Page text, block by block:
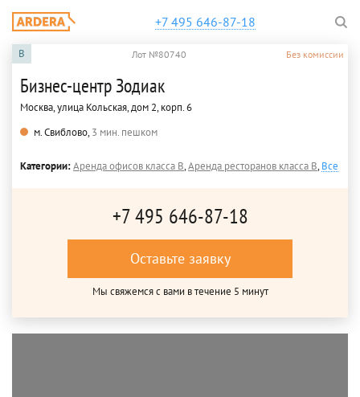
+7 495 646-87-18
B Лот №80740 Без комиссии
Бизнес-центр Зодиак
Москва, улица Кольская, дом 2, корп. 6
м. Свиблово,3 мин. пешком
Категории:Аренда офисов класса B,Аренда ресторанов класса B,Все
+7 495 646-87-18
Оставьте заявку
Мы свяжемся с вами в течение 5 минут